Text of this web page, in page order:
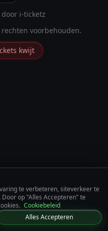
i-ticketz
voorbehouden.
kwijt
te verbeteren, siteverkeer te
op "Alles Accepteren" te
Cookiebeleid
Alles Accepteren